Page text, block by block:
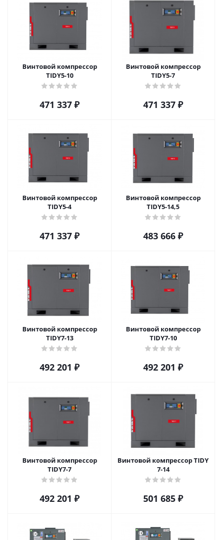
Винтовой компрессор
TIDY5-10
471 337 ₽
Винтовой компрессор
TIDY5-7
471 337 ₽
Винтовой компрессор
TIDY5-4
471 337 ₽
Винтовой компрессор
TIDY5-14,5
483 666 ₽
Винтовой компрессор
TIDY7-13
492 201 ₽
Винтовой компрессор
TIDY7-10
492 201 ₽
Винтовой компрессор
TIDY7-7
492 201 ₽
Винтовой компрессор TIDY
7-14
501 685 ₽